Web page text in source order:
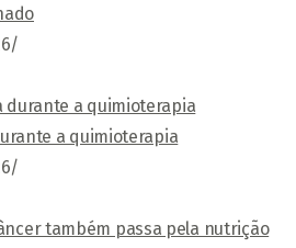
/
a quimioterapia
/